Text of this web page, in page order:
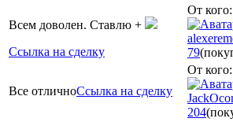
Всем доволен. Ставлю +
Ссылка на сделку
От кого:
79
Все отличноСсылка на сделку
От кого:
204